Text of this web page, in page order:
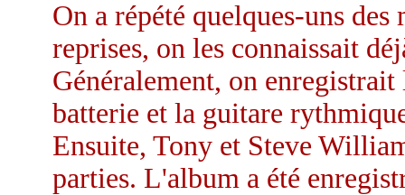
On a répété quelques-uns des
reprises, on les connaissait
Généralement, on enregistrait
batterie et la guitare
Ensuite, Tony et Steve
parties. L'album a été